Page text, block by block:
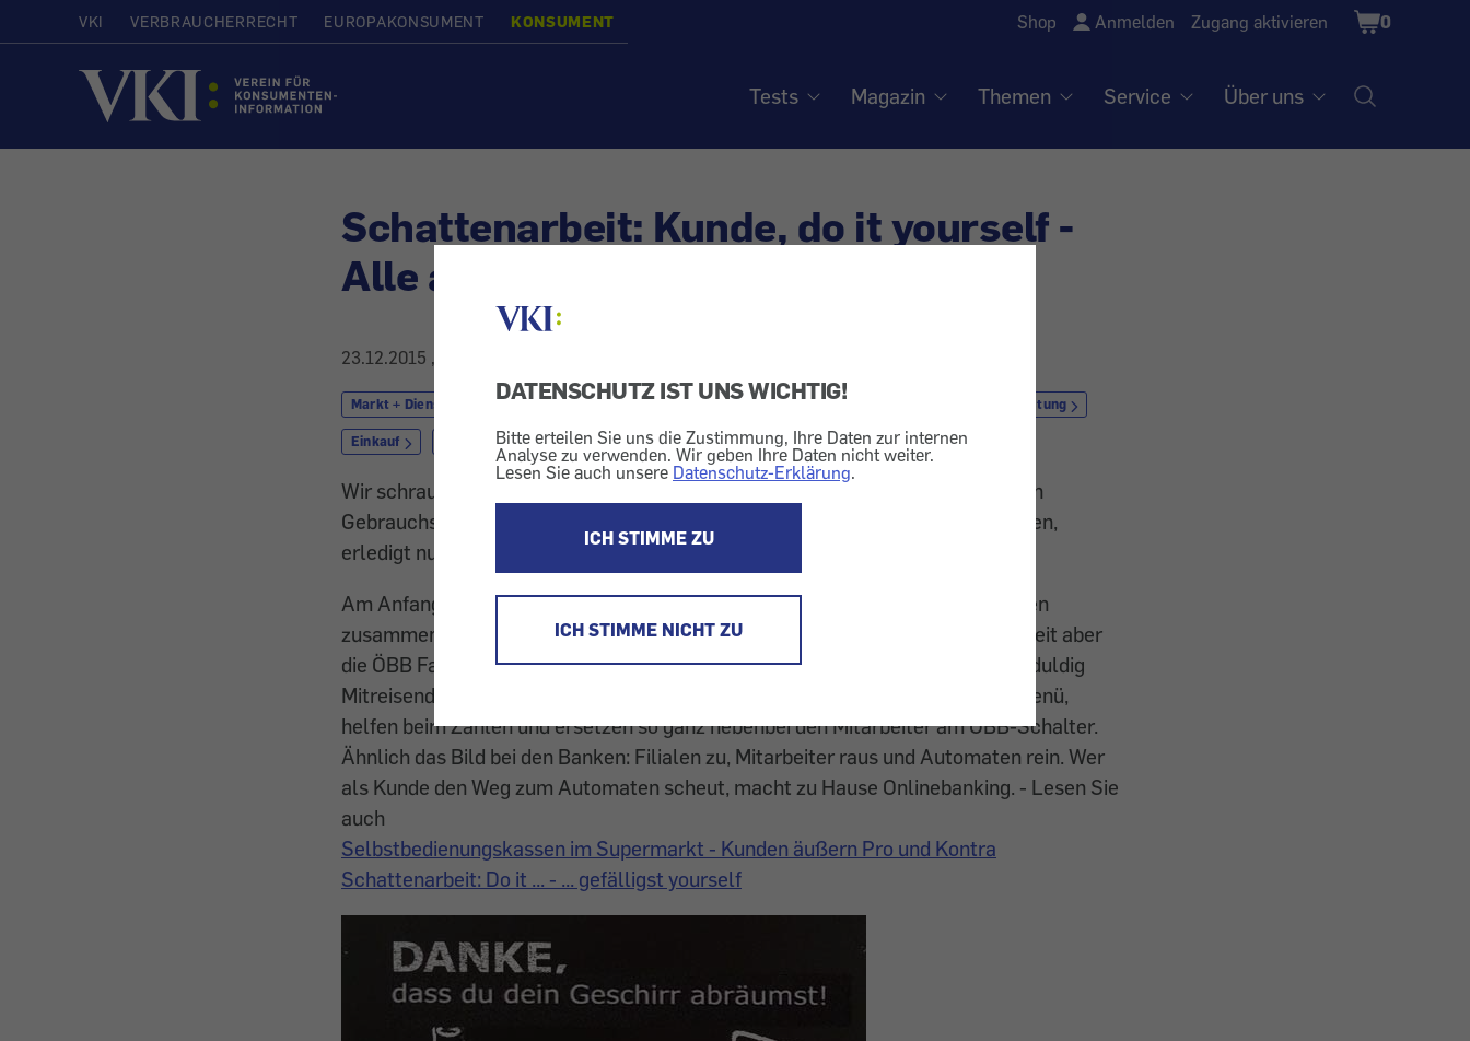
DATENSCHUTZ IST UNS WICHTIG!
Bitte erteilen Sie uns die Zustimmung, Ihre Daten zur internen
Analyse zu verwenden. Wir geben Ihre Daten nicht weiter.
Lesen Sie auch unsere Datenschutz-Erklärung.
ICH STIMME ZU
ICH STIMME NICHT ZU
VKI VERBRAUCHERRECHT EUROPAKONSUMENT KONSUMENT Shop Anmelden Zugang aktivieren
Shopping
Cart
0
Startseite
Tests Magazin Themen Service Über uns
Schattenarbeit: Kunde, do it yourself -
Alle arbeiten mit
23.12.2015 , aktualisiert am
Markt + Dienstleistung Unternehmen Supermarkt Bedienungsanleitung Dienstleistung
Einkauf Geld + Recht Bank Auto + Transport Bahn
Wir schrauben selbst Möbel zusammen, zahlen per Onlinebanking und drucken
Gebrauchsanleitungen selbst aus. Arbeiten, die früher Unternehmen erbrachten,
erledigt nun der Kunde. Unbezahlt.
Am Anfang war‘s noch cool. Möbel selbst heimtransportieren und mit Freunden
zusammenbauen – das festigt Freundschaften und vertieft die Markentreue. Seit aber
die ÖBB Fahrkartenautomaten einsetzen, helfen freundliche Bahnreisende geduldig
Mitreisenden, die sich nicht auskennen; führen sie am Automaten durch das Menü,
helfen beim Zahlen und ersetzen so ganz nebenbei den Mitarbeiter am ÖBB-Schalter.
Ähnlich das Bild bei den Banken: Filialen zu, Mitarbeiter raus und Automaten rein. Wer
als Kunde den Weg zum Automaten scheut, macht zu Hause Onlinebanking. - Lesen Sie
auch
Selbstbedienungskassen im Supermarkt - Kunden äußern Pro und Kontra
Schattenarbeit: Do it ... - ... gefälligst yourself